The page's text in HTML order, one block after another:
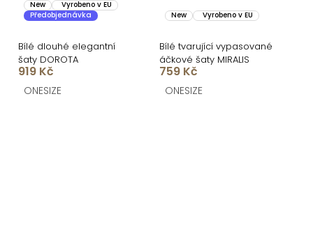
New
Vyrobeno v EU
Předobjednávka
Bílé dlouhé elegantní
šaty DOROTA
919 Kč
ONESIZE
New Vyrobeno v EU
Bílé tvarující vypasované
áčkové šaty MIRALIS
759 Kč
ONESIZE